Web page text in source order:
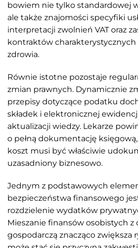
bowiem nie tylko standardowej
ale także znajomości specyfiki
interpretacji zwolnień VAT oraz
kontraktów charakterystycznych
zdrowia.
Równie istotne pozostaje
zmian prawnych. Dynamicznie
przepisy dotyczące podatku
składek i elektronicznej
aktualizacji wiedzy. Lekarze
o pełną dokumentację
koszt musi być właściwie
uzasadniony biznesowo.
Jednym z podstawowych
bezpieczeństwa finansowego
rozdzielenie wydatków
Mieszanie finansów osobistych z
gospodarczą znacząco zwiększa